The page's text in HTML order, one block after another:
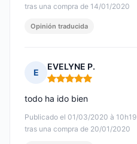
tras una compra de 14/01/2020
Opinión traducida
E
EVELYNE P.
Nota: 5 de 5
Publicado el 01/03/2020 à 10h19
tras una compra de 20/01/2020
todo ha ido bien